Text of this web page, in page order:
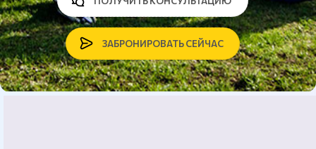
ЗАБРОНИРОВАТЬ СЕЙЧАС